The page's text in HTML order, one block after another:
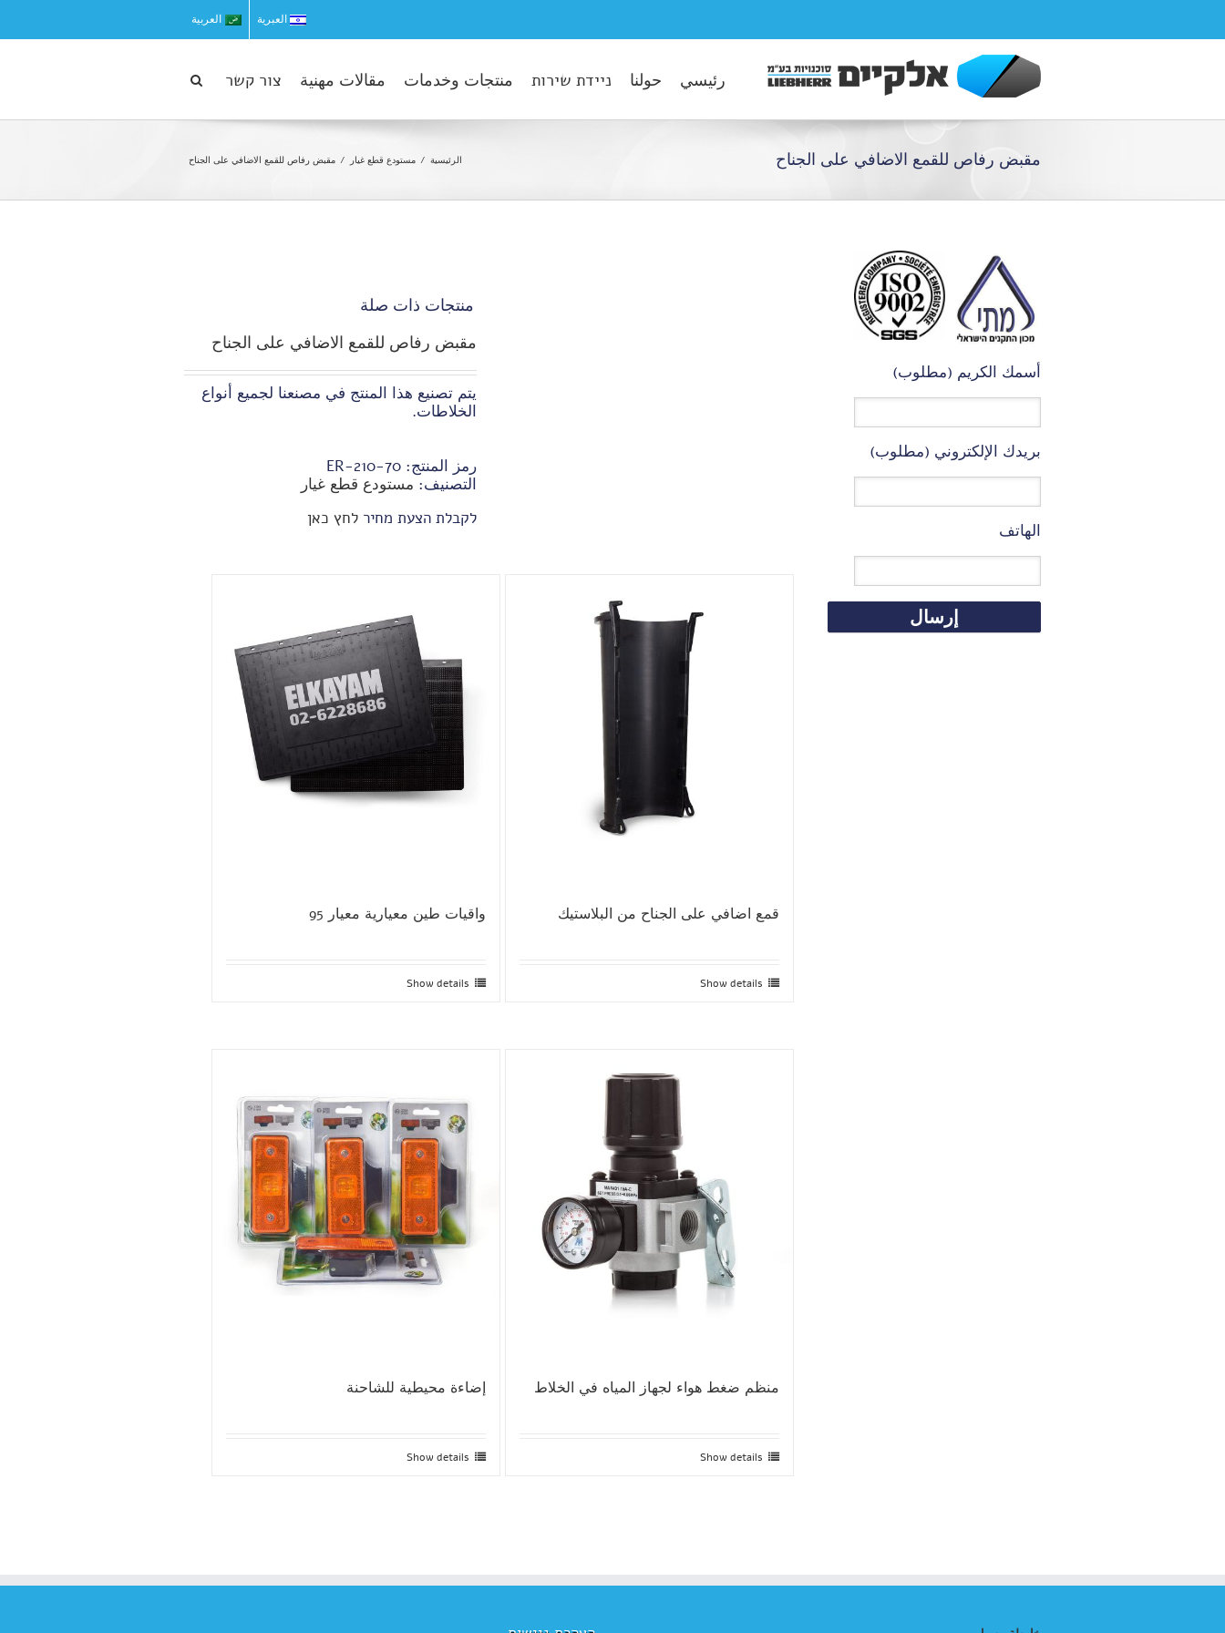
العبرية العربية
رئيسي حولنا ניידת שירות منتجات وخدمات مقالات مهنية צור קשר
مقبض رفاص للقمع الاضافي على الجناح الرئيسية مستودع قطع غيار مقبض رفاص للقمع الاضافي على الجناح
مقبض رفاص للقمع الاضافي على الجناح
يتم تصنيع هذا المنتج في مصنعنا لجميع أنواع
الخلاطات.
رمز المنتج: 70-ER-210
التصنيف: مستودع قطع غيار
לקבלת הצעת מחיר לחץ כאן
منتجات ذات صلة
قمع اضافي على الجناح من البلاستيك
Show details
واقيات طين معيارية معيار 95
Show details
منظم ضغط هواء لجهاز المياه في الخلاط
Show details
إضاءة محيطية للشاحنة
Show details
أسمك الكريم (مطلوب)
بريدك الإلكتروني (مطلوب)
الهاتف